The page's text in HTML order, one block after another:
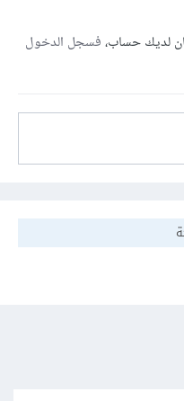
لديك حساب،فسجل الدخول